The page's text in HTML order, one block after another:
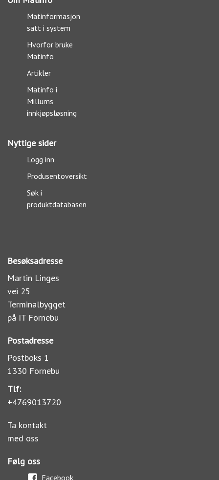
Matinformasjon
satt i system
Hvorfor bruke
Matinfo
Artikler
Matinfo i
Millums
innkjøpsløsning
Nyttige sider
Logg inn
Produsentoversikt
Søk i
produktdatabasen
Besøksadresse
Martin Linges
vei 25
Terminalbygget
på IT Fornebu
Postadresse
Postboks 1
1330 Fornebu
Tlf:
+4769013720
Ta kontakt
med oss
Følg oss
Facebook